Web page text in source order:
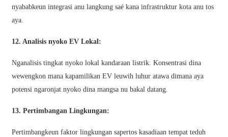
বাংলা
nyababkeun integrasi anu langkung saé kana infrastruktur kota anu tos
aya.
12. Analisis nyoko EV Lokal:
Nganalisis tingkat nyoko lokal kandaraan listrik. Konsentrasi dina
wewengkon mana kapamilikan EV leuwih luhur atawa dimana aya
potensi ngaronjat nyoko dina mangsa nu bakal datang.
13. Pertimbangan Lingkungan:
Pertimbangkeun faktor lingkungan sapertos kasadiaan tempat teduh